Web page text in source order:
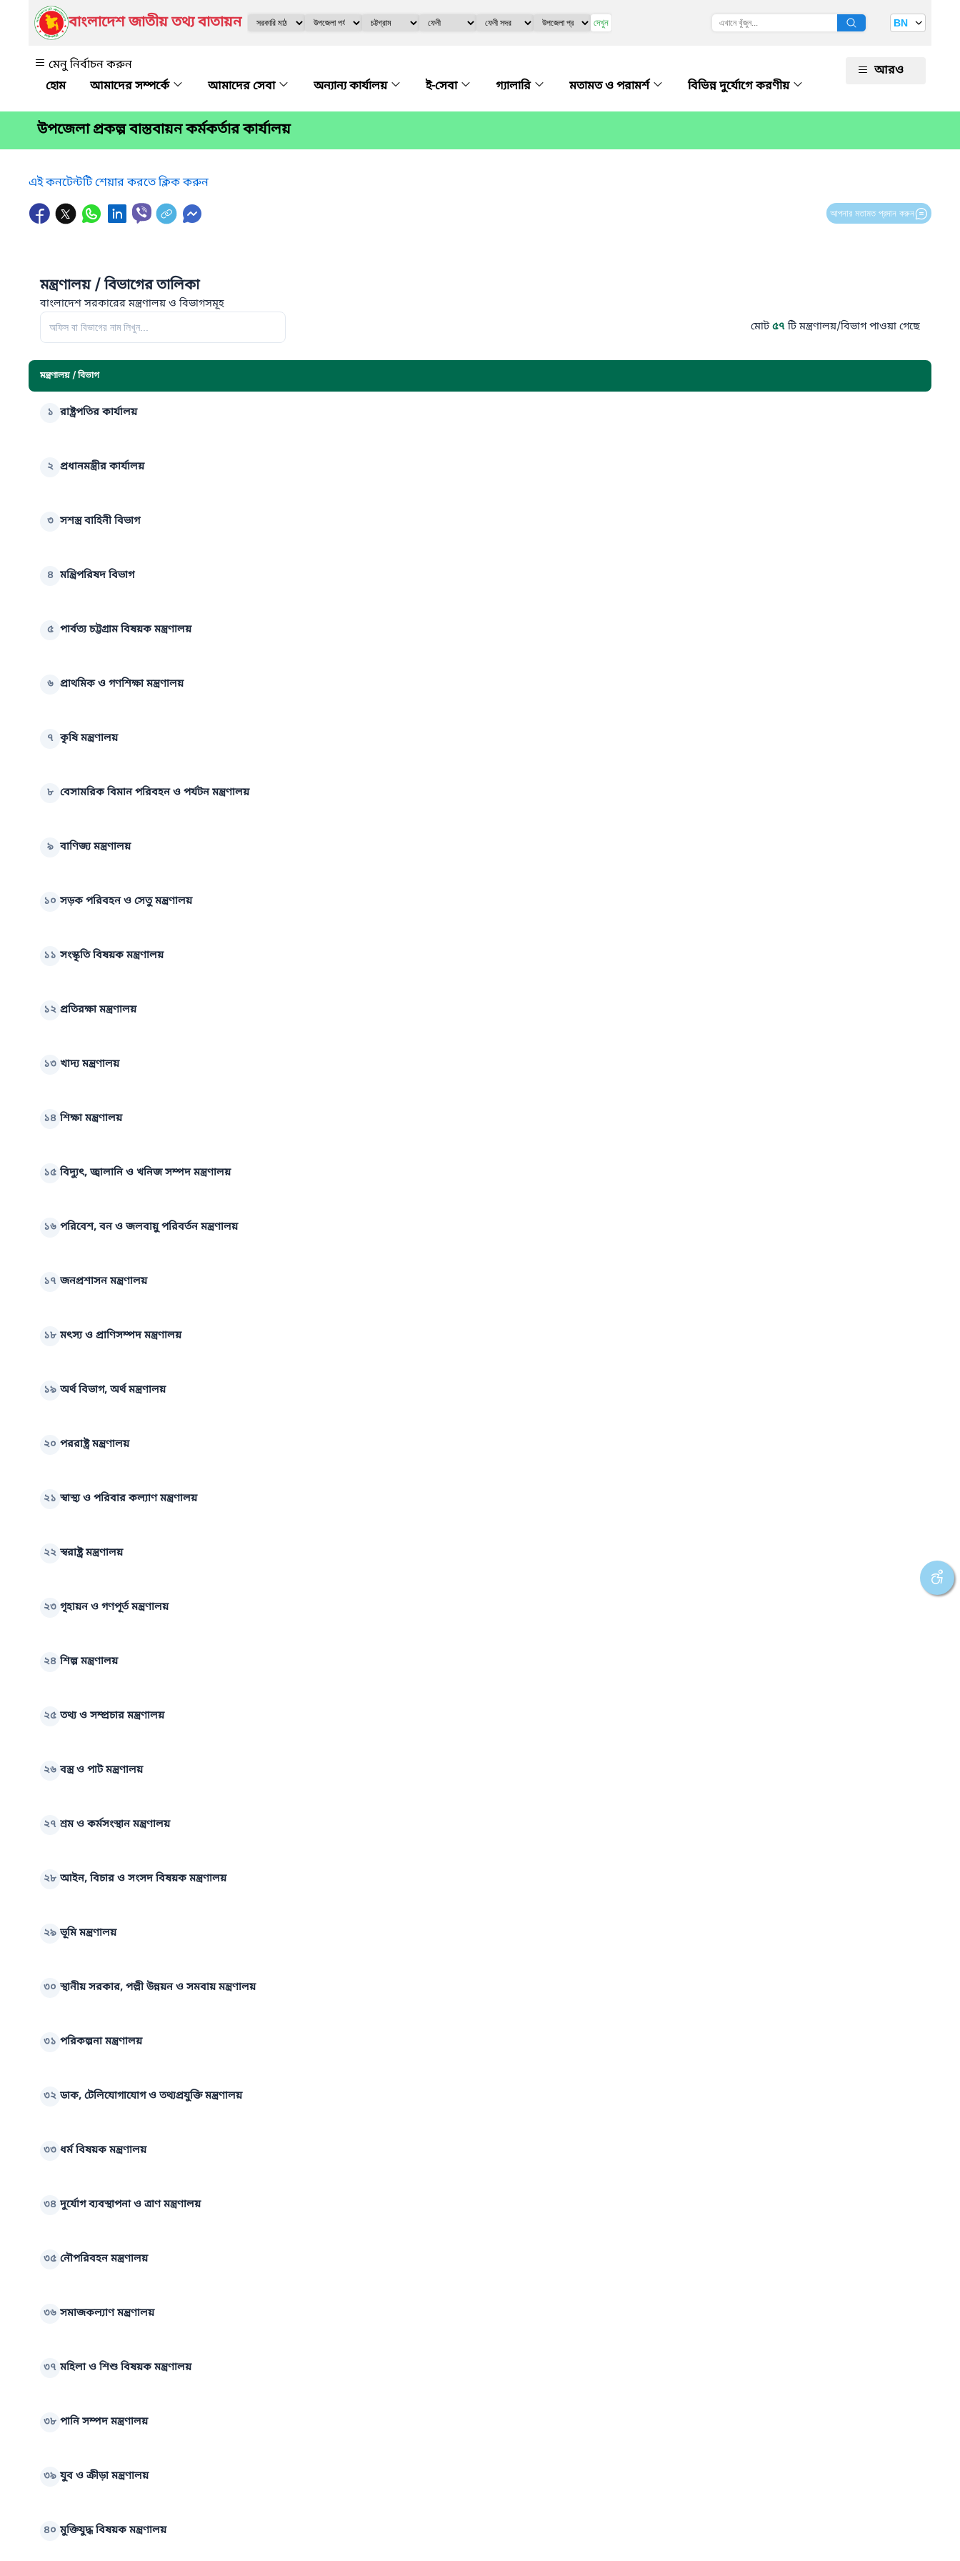
বাংলাদেশ জাতীয় তথ্য বাতায়ন দেখুন BN
মেনু নির্বাচন করুন
আমাদের সম্পর্কে
আমাদের সেবা অন্যান্য কার্যালয় ই-সেবা গ্যালারি মতামত ও পরামর্শ বিভিন্ন দুর্যোগে করণীয়
আরও
উপজেলা প্রকল্প বাস্তবায়ন কর্মকর্তার কার্যালয়
এই কনটেন্টটি শেয়ার করতে ক্লিক করুন
আপনার মতামত প্রদান করুন
মন্ত্রণালয় / বিভাগের তালিকা
বাংলাদেশ সরকারের মন্ত্রণালয় ও বিভাগসমূহ
মোট৫৭টি মন্ত্রণালয়/বিভাগ পাওয়া গেছে
মন্ত্রণালয় / বিভাগ
১ রাষ্ট্রপতির কার্যালয়
২ প্রধানমন্ত্রীর কার্যালয়
৩ সশস্ত্র বাহিনী বিভাগ
৪ মন্ত্রিপরিষদ বিভাগ
৫ পার্বত্য চট্টগ্রাম বিষয়ক মন্ত্রণালয়
৬ প্রাথমিক ও গণশিক্ষা মন্ত্রণালয়
৭ কৃষি মন্ত্রণালয়
৮ বেসামরিক বিমান পরিবহন ও পর্যটন মন্ত্রণালয়
৯ বাণিজ্য মন্ত্রণালয়
১০ সড়ক পরিবহন ও সেতু মন্ত্রণালয়
১১ সংস্কৃতি বিষয়ক মন্ত্রণালয়
১২ প্রতিরক্ষা মন্ত্রণালয়
১৩ খাদ্য মন্ত্রণালয়
১৪ শিক্ষা মন্ত্রণালয়
১৫ বিদ্যুৎ, জ্বালানি ও খনিজ সম্পদ মন্ত্রণালয়
১৬ পরিবেশ, বন ও জলবায়ু পরিবর্তন মন্ত্রণালয়
১৭ জনপ্রশাসন মন্ত্রণালয়
১৮ মৎস্য ও প্রাণিসম্পদ মন্ত্রণালয়
১৯ অর্থ বিভাগ, অর্থ মন্ত্রণালয়
২০ পররাষ্ট্র মন্ত্রণালয়
২১ স্বাস্থ্য ও পরিবার কল্যাণ মন্ত্রণালয়
২২ স্বরাষ্ট্র মন্ত্রণালয়
২৩ গৃহায়ন ও গণপূর্ত মন্ত্রণালয়
২৪ শিল্প মন্ত্রণালয়
২৫ তথ্য ও সম্প্রচার মন্ত্রণালয়
২৬ বস্ত্র ও পাট মন্ত্রণালয়
২৭ শ্রম ও কর্মসংস্থান মন্ত্রণালয়
২৮ আইন, বিচার ও সংসদ বিষয়ক মন্ত্রণালয়
২৯ ভূমি মন্ত্রণালয়
৩০ স্থানীয় সরকার, পল্লী উন্নয়ন ও সমবায় মন্ত্রণালয়
৩১ পরিকল্পনা মন্ত্রণালয়
৩২ ডাক, টেলিযোগাযোগ ও তথ্যপ্রযুক্তি মন্ত্রণালয়
৩৩ ধর্ম বিষয়ক মন্ত্রণালয়
৩৪ দুর্যোগ ব্যবস্থাপনা ও ত্রাণ মন্ত্রণালয়
৩৫ নৌপরিবহন মন্ত্রণালয়
৩৬ সমাজকল্যাণ মন্ত্রণালয়
৩৭ মহিলা ও শিশু বিষয়ক মন্ত্রণালয়
৩৮ পানি সম্পদ মন্ত্রণালয়
৩৯ যুব ও ক্রীড়া মন্ত্রণালয়
৪০ মুক্তিযুদ্ধ বিষয়ক মন্ত্রণালয়